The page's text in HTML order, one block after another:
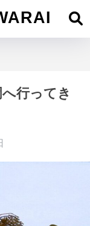
行ってき